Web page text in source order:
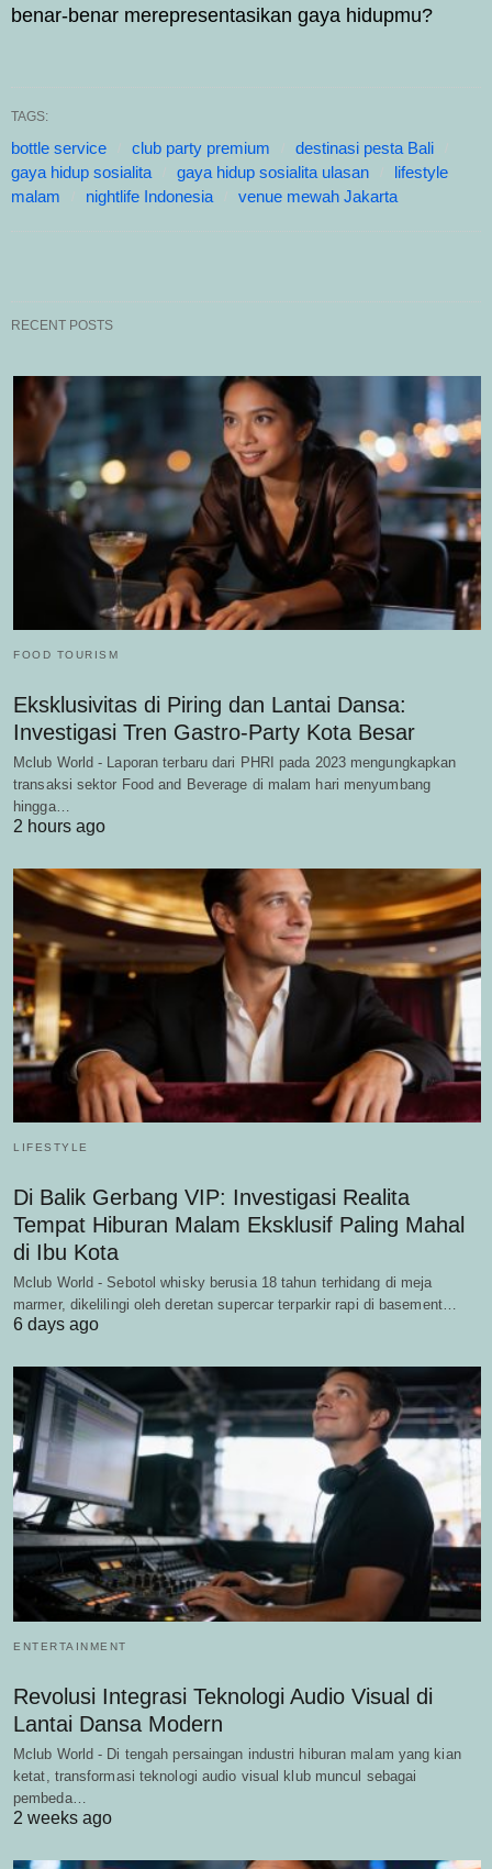
benar-benar merepresentasikan gaya hidupmu?
TAGS:
bottle service club party premium
destinasi pesta Bali
gaya hidup sosialita
gaya hidup sosialita ulasan
lifestyle
malam
nightlife Indonesia venue mewah Jakarta
RECENT POSTS
FOOD TOURISM
Eksklusivitas di Piring dan Lantai Dansa:
Investigasi Tren Gastro-Party Kota Besar
Mclub World - Laporan terbaru dari PHRI pada 2023 mengungkapkan
transaksi sektor Food and Beverage di malam hari menyumbang
hingga…
2 hours ago
LIFESTYLE
Di Balik Gerbang VIP: Investigasi Realita
Tempat Hiburan Malam Eksklusif Paling Mahal
di Ibu Kota
Mclub World - Sebotol whisky berusia 18 tahun terhidang di meja
marmer, dikelilingi oleh deretan supercar terparkir rapi di basement…
6 days ago
ENTERTAINMENT
Revolusi Integrasi Teknologi Audio Visual di
Lantai Dansa Modern
Mclub World - Di tengah persaingan industri hiburan malam yang kian
ketat, transformasi teknologi audio visual klub muncul sebagai
pembeda…
2 weeks ago